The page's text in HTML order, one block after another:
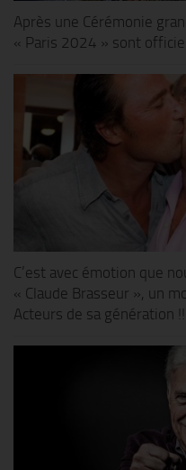
Après une Cérémonie
« Paris 2024 » sont
C’est avec émotion que
« Claude Brasseur », un
Acteurs de sa génération !!